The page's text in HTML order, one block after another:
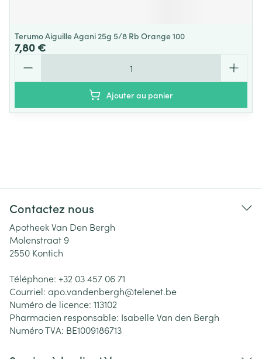
Terumo Aiguille Agani 25g 5/8 Rb Orange 100
7,80 €
Ajouter au panier
Contactez nous
Apotheek Van Den Bergh
Molenstraat 9
2550 Kontich
Téléphone: +32 03 457 06 71
Courriel: apo.vandenbergh@telenet.be
Numéro de licence: 113102
Pharmacien responsable: Isabelle Van den Bergh
Numéro TVA: BE1009186713